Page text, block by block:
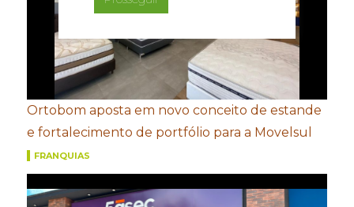
Ortobom aposta em novo conceito de estande
e fortalecimento de portfólio para a Movelsul
FRANQUIAS